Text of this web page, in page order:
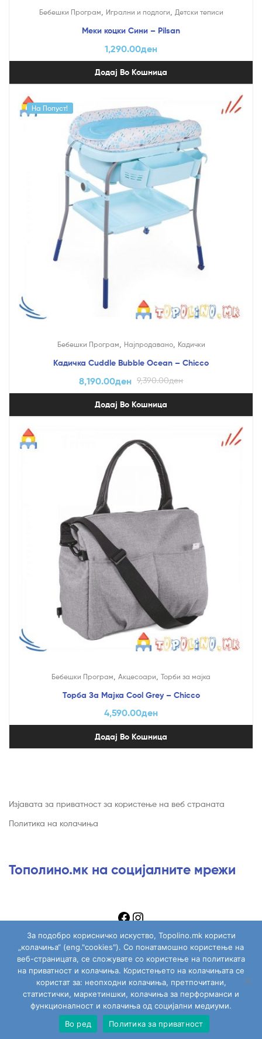
Бебешки Програм Игрални и подлоги Детски теписи
Меки коцки Сини – Pilsan
1,290.00ден
Додај Во Кошница
На Попуст!
Бебешки Програм Најпродавано, Кадички
Кадичка Cuddle Bubble Ocean – Chicco
9,390.00ден
8,190.00ден
Додај Во Кошница
Бебешки Програм Акцесоари Торби за мајка
Торба За Мајка Cool Grey – Chicco
4,590.00ден
Додај Во Кошница
Изјавата за приватност за користење на веб страната
Политика на колачиња
Тополино.мк на социјалните мрежи
Copyright © 2026 Topolino.mk
Сите играчки Моја сметка Пребарај
За подобро корисничко искуство, Topolino.mk користи
„колачиња“ (eng."cookies"). Со понатамошно користење на
веб-страницата, се сложувате со користење на политиката
на приватност и колачиња. Користењето на колачињата се
користат за: неопходни колачиња, претпочитани,
статистички, маркетиншки, колачиња за перформанси и
функционалност и колачиња од социјални медиуми.
Во ред
Политика за приватност